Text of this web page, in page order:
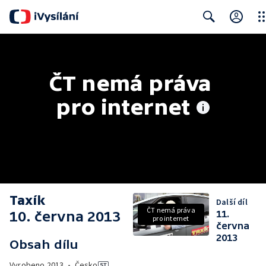
ČT nemá práva
pro internet
Taxík
10. června 2013
Obsah dílu
ČT nemá práva
pro internet
Další díl
11.
června
2013